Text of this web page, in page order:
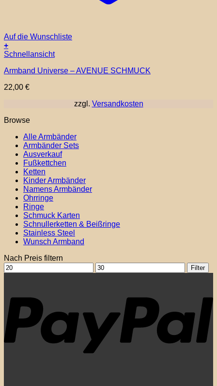
Auf die Wunschliste
+
Dieses
weist
Varianten
können
Produktseite
gewählt
werden
Schnellansicht
Armband Universe – AVENUE SCHMUCK
22,00 €
zzgl. Versandkosten
Browse
Alle Armbänder
Armbänder Sets
Ausverkauf
Fußkettchen
Ketten
Kinder Armbänder
Namens Armbänder
Ohrringe
Ringe
Schmuck Karten
Schnullerketten & Beißringe
Stainless Steel
Wunsch Armband
Nach Preis filtern
Min.
Preis
Max.
Preis
Filter